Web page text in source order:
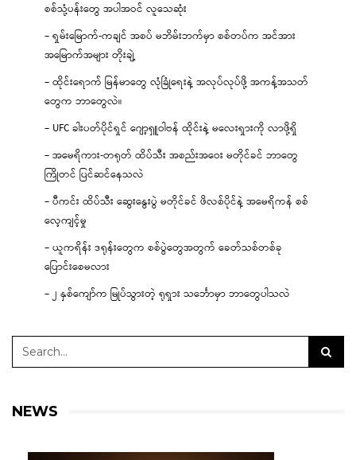
စစ်သုံ့ပန်းတွေ အပါအဝင် လူသေဆုံး
– ရှမ်းမြောက်-ကချင် အစပ် မဘိမ်းဘက်မှာ စစ်တပ်က အင်အား
အမြောက်အများ တိုးချဲ့
– ထိုင်းရောက် မြန်မာတွေ လုံခြုံရေးနဲ့ အလုပ်လုပ်ဖို့ အကန့်အသတ်
တွေက ဘာတွေလဲ။
– UFC ခါးပတ်ပိုင်ရှင် ဂျော့ရှူဝါဗန် ထိုင်းနဲ့ မလေးရှားကို လာဖို့ရှိ
– အမေရိကား-တရုတ် ထိပ်သီး အစည်းအဝေး မတိုင်ခင် ဘာတွေ
ကြိုတင် ပြင်ဆင်နေသလဲ
– ပီကင်း ထိပ်သီး ဆွေးနွေးပွဲ မတိုင်ခင် ဖိလစ်ပိုင်နဲ့ အမေရိကန် စစ်
လေ့ကျင့်မှု
– ယူကရိန်း ဒရုန်းတွေက စစ်ပွဲတွေအတွက် ခေတ်သစ်တစ်ခု
ပြောင်းစေမလား
– ၂ နှစ်ကျော်က မြုပ်သွားတဲ့ ရုရှား သင်္ဘောမှာ ဘာတွေပါသလဲ
NEWS